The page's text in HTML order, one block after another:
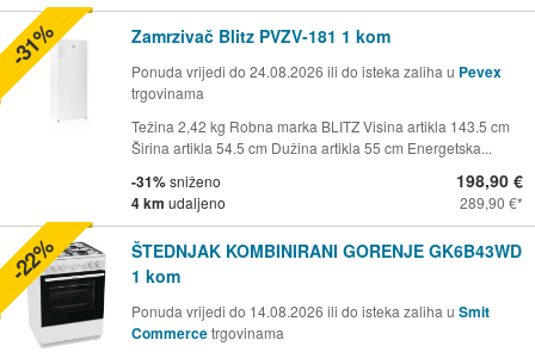
Zamrzivač Blitz PVZV-181 1 kom
Ponuda vrijedi do 24.08.2026 ili do isteka zaliha u Pevex
trgovinama
Težina 2,42 kg Robna marka BLITZ Visina artikla 143.5 cm
Širina artikla 54.5 cm Dužina artikla 55 cm Energetska...
-31%sniženo
4 km udaljeno
198,90 €
289,90 €
-31%
ŠTEDNJAK KOMBINIRANI GORENJE GK6B43WD
1 kom
Ponuda vrijedi do 14.08.2026 ili do isteka zaliha u Smit
Commercetrgovinama
-22%